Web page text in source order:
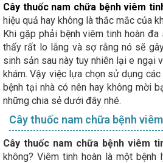
Cây thuốc nam chữa bệnh viêm
hiệu quả hay không là thắc mắc của
Khi gặp phải bệnh viêm tinh hoàn
thấy rất lo lắng và sợ rằng nó sẽ
sinh sản sau này tuy nhiên lại e ngại
khám. Vậy việc lựa chọn sử dụng
bệnh tại nhà có nên hay không mời
những chia sẻ dưới đây nhé.
Cây thuốc nam chữa bệnh
Cây thuốc nam chữa bệnh viêm
không? Viêm tinh hoàn là một bệnh